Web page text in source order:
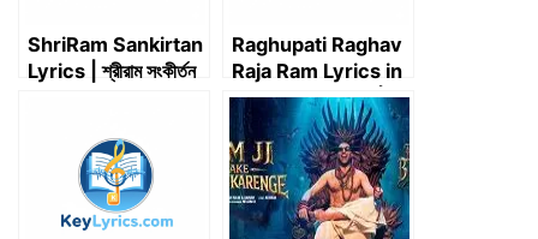
ShriRam Sankirtan
Lyrics | শ্রীরাম সংকীর্তন
Raghupati Raghav
Raja Ram Lyrics in
Bengali & Hindi |
রঘুপতি রাঘব রাজা রাম
(Original &
Traditional)